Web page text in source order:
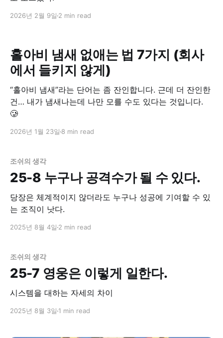
2026년 2월 9일 2 min read
홀아비 냄새 없애는 법 7가지 (회사
에서 들키지 않게)
“홀아비 냄새”라는 단어는 좀 잔인합니다. 근데 더 잔인한
건… 내가 냄새나는데 나만 모를 수도 있다는 것입니다.
🥲
2026년 1월 23일 8 min read
조쉬의 생각
25-8 누구나 공격수가 될 수 있다.
당장은 체계적이지 않더라도 누구나 성공에 기여할 수 있
는 조직이 낫다.
2025년 8월 4일 2 min read
조쉬의 생각
25-7 영웅은 이렇게 일한다.
시스템을 대하는 자세의 차이
2025년 8월 3일 1 min read